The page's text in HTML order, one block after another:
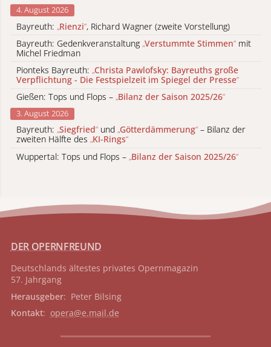
4. August 2026
Bayreuth: „Rienzi“, Richard Wagner (zweite Vorstellung)
Bayreuth: Gedenkveranstaltung „Verstummte Stimmen“ mit
Michel Friedman
Pionteks Bayreuth: „Christa Pawlofsky: Bayreuths große
Verpflichtung - Die Festspielzeit im Spiegel der Presse“
Gießen: Tops und Flops – „Bilanz der Saison 2025/26“
3. August 2026
Bayreuth: „Siegfried“ und „Götterdämmerung“ – Bilanz der
zweiten Hälfte des „KI-Rings“
Wuppertal: Tops und Flops – „Bilanz der Saison 2025/26“
DER OPERNFREUND
Deutschlands ältestes privates Opernmagazin
57. Jahrgang
Herausgeber: Peter Bilsing
Kontakt: opera@e.mail.de